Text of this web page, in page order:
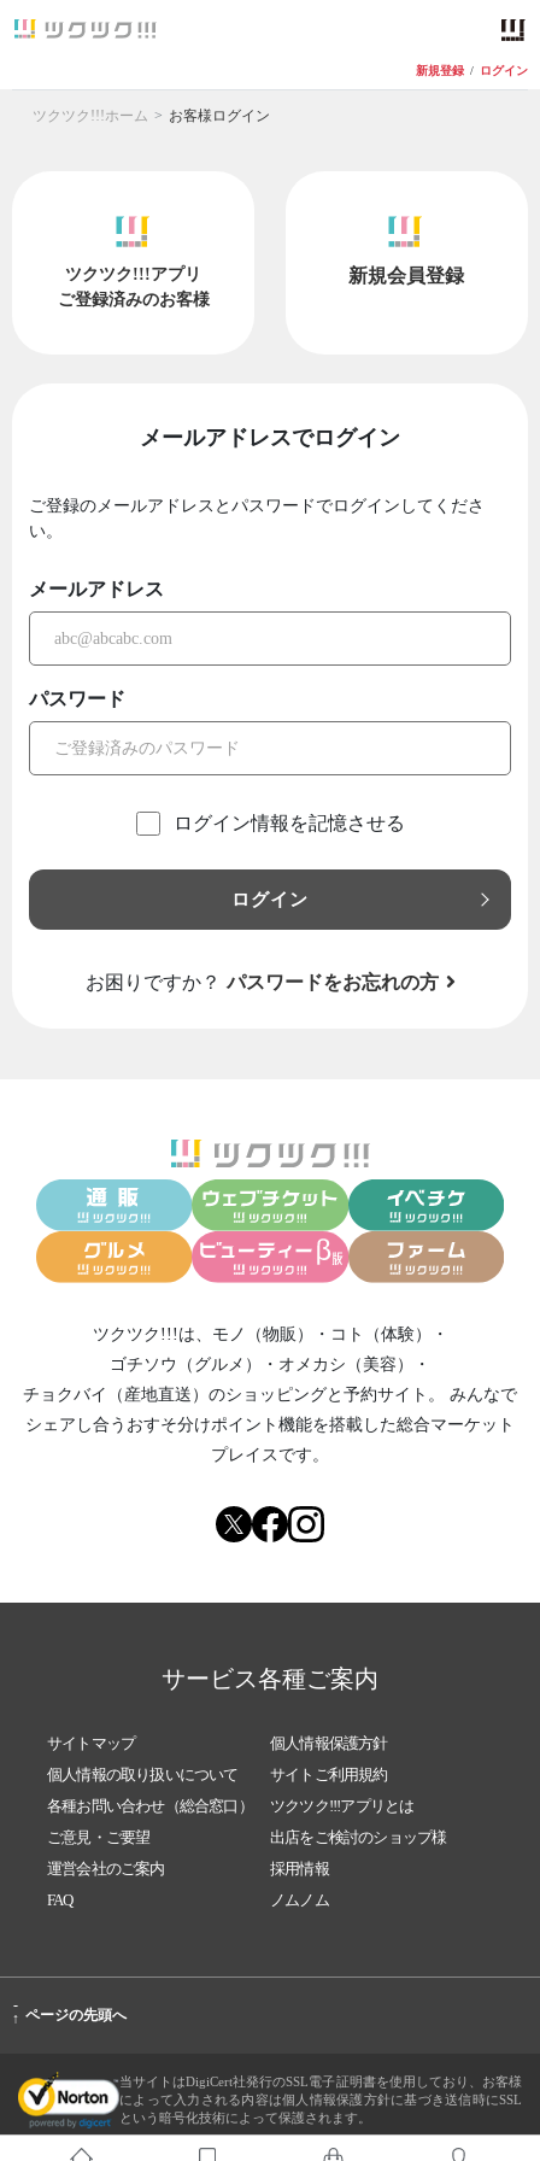
新規登録 / ログイン
ツクツク!!!ホーム お客様ログイン
ツクツク!!!アプリ
ご登録済みのお客様
新規会員登録
メールアドレスでログイン
ご登録のメールアドレスとパスワードでログインしてくださ
い。
メールアドレス
パスワード
ログイン情報を記憶させる
ログイン
お困りですか？ パスワードをお忘れの方
ツクツク!!!は、 モノ（物販） ・ コト（体験）
・
ゴチソウ（グルメ）
・ オメカシ（美容）
・
チョクバイ（産地直送） のショッピングと予約サイト。
みんなで
シェアし合う おすそ分けポイント機能を搭載した総合マーケット
プレイスです。
サービス各種ご案内
サイトマップ
個人情報保護方針
個人情報の取り扱いについて
サイトご利用規約
各種お問い合わせ（総合窓口）
ツクツク!!!アプリとは
ご意見・ご要望
出店をご検討のショップ様
運営会社のご案内
採用情報
FAQ
ノムノム
-
↑ ページの先頭へ
当サイトはDigiCert社発行のSSL電子証明書を使用しており、お客様
によって入力される内容は個人情報保護方針に基づき送信時にSSL
という暗号化技術によって保護されます。